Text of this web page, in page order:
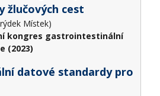
žlučových cest
Místek)
kongres gastrointestinální
(2023)
datové standardy pro